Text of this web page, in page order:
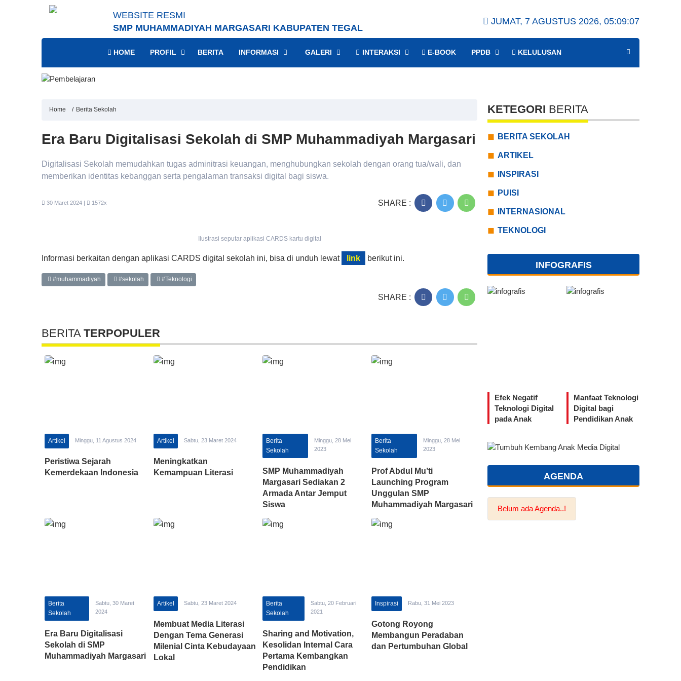
WEBSITE RESMI
SMP MUHAMMADIYAH MARGASARI KABUPATEN TEGAL
JUMAT, 7 AGUSTUS 2026, 05:09:07
HOME PROFIL BERITA INFORMASI GALERI INTERAKSI E-BOOK PPDB KELULUSAN
Home Berita Sekolah
Era Baru Digitalisasi Sekolah di SMP Muhammadiyah Margasari
Digitalisasi Sekolah memudahkan tugas adminitrasi keuangan, menghubungkan sekolah dengan orang tua/wali, dan
memberikan identitas kebanggan serta pengalaman transaksi digital bagi siswa.
30 Maret 2024 | 1572x SHARE :
Ilustrasi seputar aplikasi CARDS kartu digital
Informasi berkaitan dengan aplikasi CARDS digital sekolah ini, bisa di unduh lewat link berikut ini.
#muhammadiyah #sekolah #Teknologi
SHARE :
BERITA TERPOPULER
Artikel Minggu, 11 Agustus 2024
Peristiwa Sejarah
Kemerdekaan Indonesia
Artikel Sabtu, 23 Maret 2024
Meningkatkan
Kemampuan Literasi
Berita
Sekolah
Minggu, 28 Mei
2023
SMP Muhammadiyah
Margasari Sediakan 2
Armada Antar Jemput
Siswa
Berita
Sekolah
Minggu, 28 Mei
2023
Prof Abdul Mu’ti
Launching Program
Unggulan SMP
Muhammadiyah Margasari
Berita
Sekolah
Sabtu, 30 Maret
2024
Era Baru Digitalisasi
Sekolah di SMP
Muhammadiyah Margasari
Artikel Sabtu, 23 Maret 2024
Membuat Media Literasi
Dengan Tema Generasi
Milenial Cinta Kebudayaan
Lokal
Berita
Sekolah
Sabtu, 20 Februari
2021
Sharing and Motivation,
Kesolidan Internal Cara
Pertama Kembangkan
Pendidikan
Inspirasi Rabu, 31 Mei 2023
Gotong Royong
Membangun Peradaban
dan Pertumbuhan Global
KETEGORI BERITA
BERITA SEKOLAH
ARTIKEL
INSPIRASI
PUISI
INTERNASIONAL
TEKNOLOGI
INFOGRAFIS
Efek Negatif
Teknologi Digital
pada Anak
Manfaat Teknologi
Digital bagi
Pendidikan Anak
AGENDA
Belum ada Agenda..!